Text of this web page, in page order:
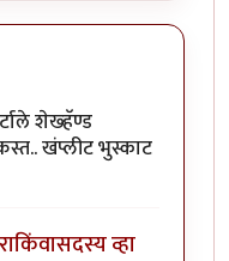
शेख्हॅण्ड
खंप्लीट भुस्काट
किंवासदस्य व्हा